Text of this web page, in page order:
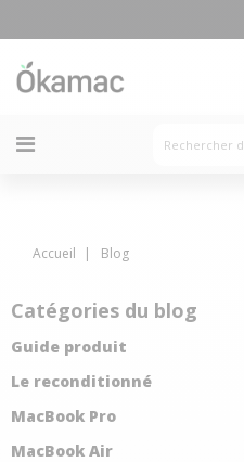
Accueil Blog
Catégories du blog
Guide produit
Le reconditionné
MacBook Pro
MacBook Air